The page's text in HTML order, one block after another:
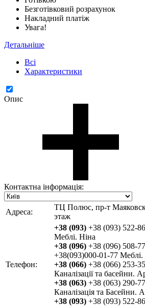
Безготівковий розрахунок
Накладний платіж
Увага!
Детальніше
Всі
Характеристики
Опис
Контактна інформація:
Адреса:
ТЦ Полюс, пр-т
этаж
Телефон:
+38 (093) +38 (093) 522-
Меблі. Ніна
+38 (096) +38 (096) 508-
+38(093)000-01-77 Меблі.
+38 (066) +38 (066) 253-
Каналізації та басейни.
+38 (063) +38 (063) 290-
Каналізація та Басейни.
+38 (093) +38 (093) 522-